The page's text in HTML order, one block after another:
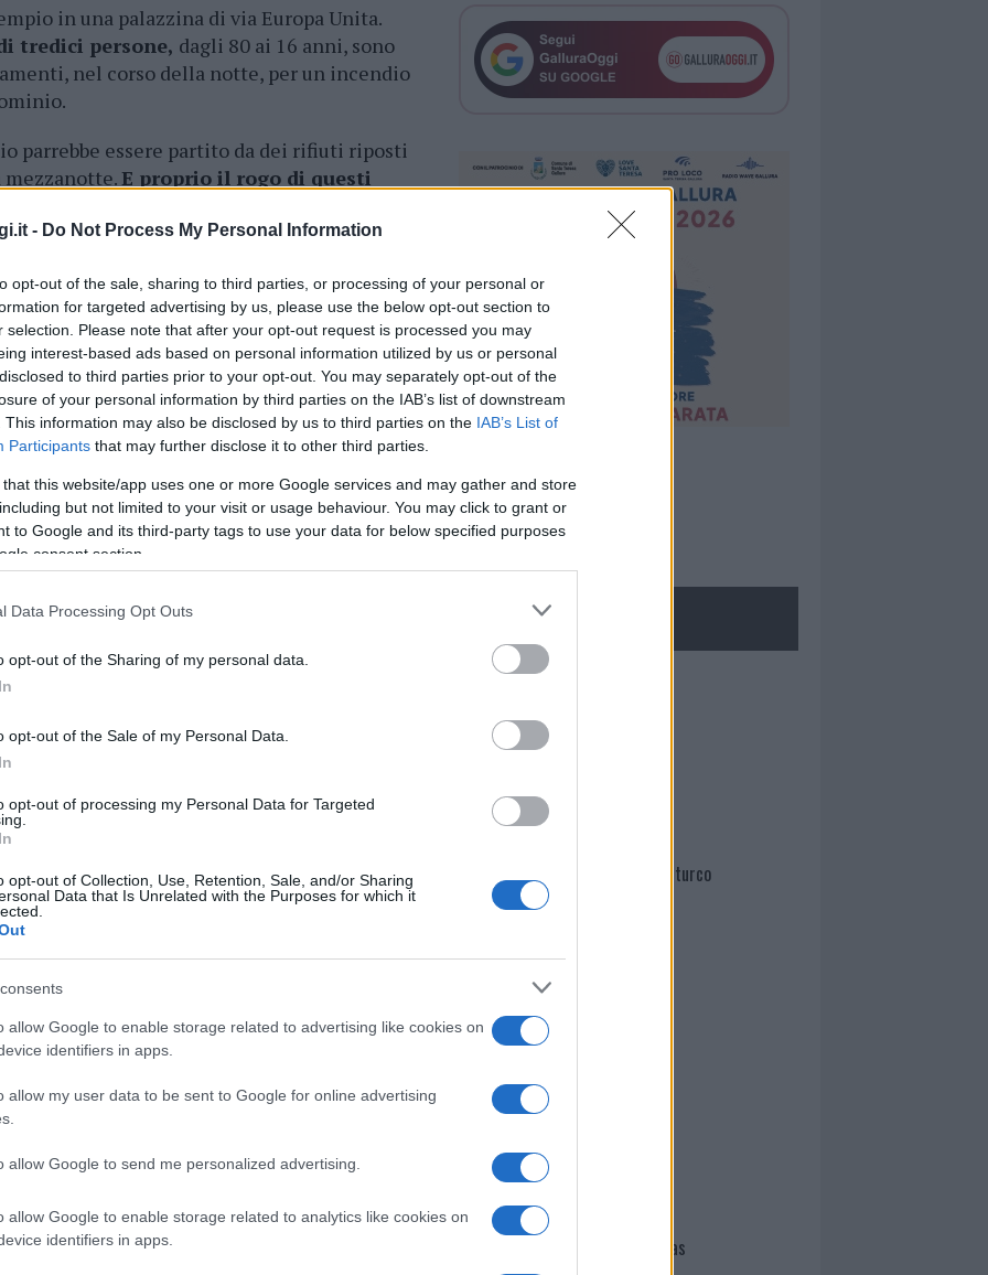
- Do Not Process My Personal Information
opt-out of the sale, sharing to third parties, or processing of your personal or
for targeted advertising by us, please use the below opt-out section to
selection. Please note that after your opt-out request is processed you may
interest-based ads based on personal information utilized by us or personal
to third parties prior to your opt-out. You may separately opt-out of the
of your personal information by third parties on the IAB’s list of downstream
This information may also be disclosed by us to third parties on the IAB’s List of
Participants that may further disclose it to other third parties.
that this website/app uses one or more Google services and may gather and store
but not limited to your visit or usage behaviour. You may click to grant or
to Google and its third-party tags to use your data for below specified purposes
consent section.
Data Processing Opt Outs
opt-out of the Sharing of my personal data.
opt-out of the Sale of my Personal Data.
opt-out of processing my Personal Data for Targeted
opt-out of Collection, Use, Retention, Sale, and/or Sharing
Data that Is Unrelated with the Purposes for which it
allow Google to enable storage related to advertising like cookies on
identifiers in apps.
allow my user data to be sent to Google for online advertising
allow Google to send me personalized advertising.
allow Google to enable storage related to analytics like cookies on
identifiers in apps.
in una palazzina di via Europa Unita.
tredici persone, dagli 80 ai 16 anni, sono
nel corso della notte, per un incendio
parrebbe essere partito da dei rifiuti riposti
mezzanotte.E proprio il rogo di questi
soccorso per una sospetta
80 anni gli accertamenti più
conseguenze per il fumo inalato.
e la polizia. Il palazzo è stato
in attesa delle verifiche dei vigili del
la notte movimentata, hanno trovato
di una che ha trovato una
del Comune.
cliccandoqui
nella sezioneLogindal menù del sito o
Tempio
Prossimo articolo
NECROLOGIE
Martina Agostina Diturco
I nostri cari
I nostri cari
Giovannimaria Cabras